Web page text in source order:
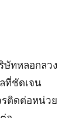
ษัทหลอกลวง
ที่ชัดเจน
รติดต่อหน่วย